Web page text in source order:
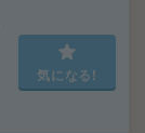
気になる!